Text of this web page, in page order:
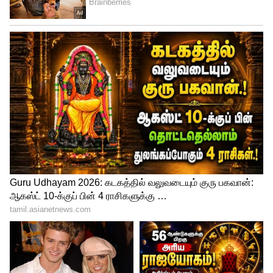
7
ps 1
இந்த படத்தின் டிரைலர் வெளியீட்டு விழா
சமீபத்தில் மிகப் பிரம்மாண்டமாக
நடைபெற்றத அந்த விழாவில் உலக
நாயகன் கமலஹாசன் முதல் ரஜினிகாந்த்,
சங்கர் என பலரும் கலந்து கொண்டு
சிறப்பித்தனர். மேடையில் அவர்களது
பேச்சுக்களும் வைரல் ஆகின.